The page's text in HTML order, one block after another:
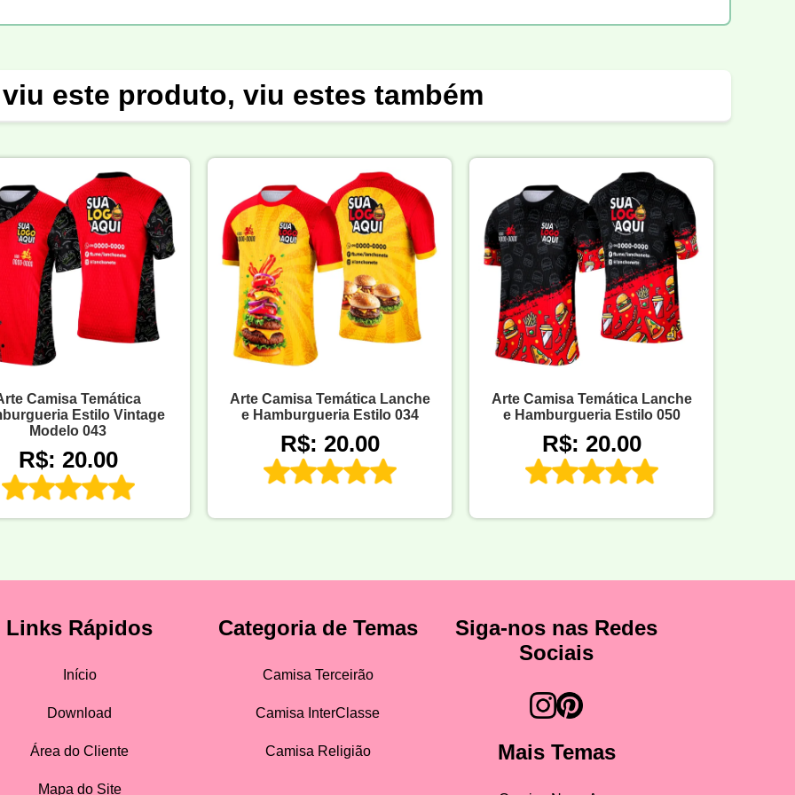
este produto, viu estes também
Camisa Temática
Estilo Vintage
Modelo 043
R$: 20.00
Arte Camisa Temática Lanche
e Hamburgueria Estilo 034
R$: 20.00
Arte Camisa Temática Lanche
e Hamburgueria Estilo 050
R$: 20.00
Links Rápidos
Início
Download
Área do Cliente
Mapa do Site
Categoria de Temas
Camisa Terceirão
Camisa InterClasse
Camisa Religião
Siga-nos nas Redes
Sociais
Mais Temas